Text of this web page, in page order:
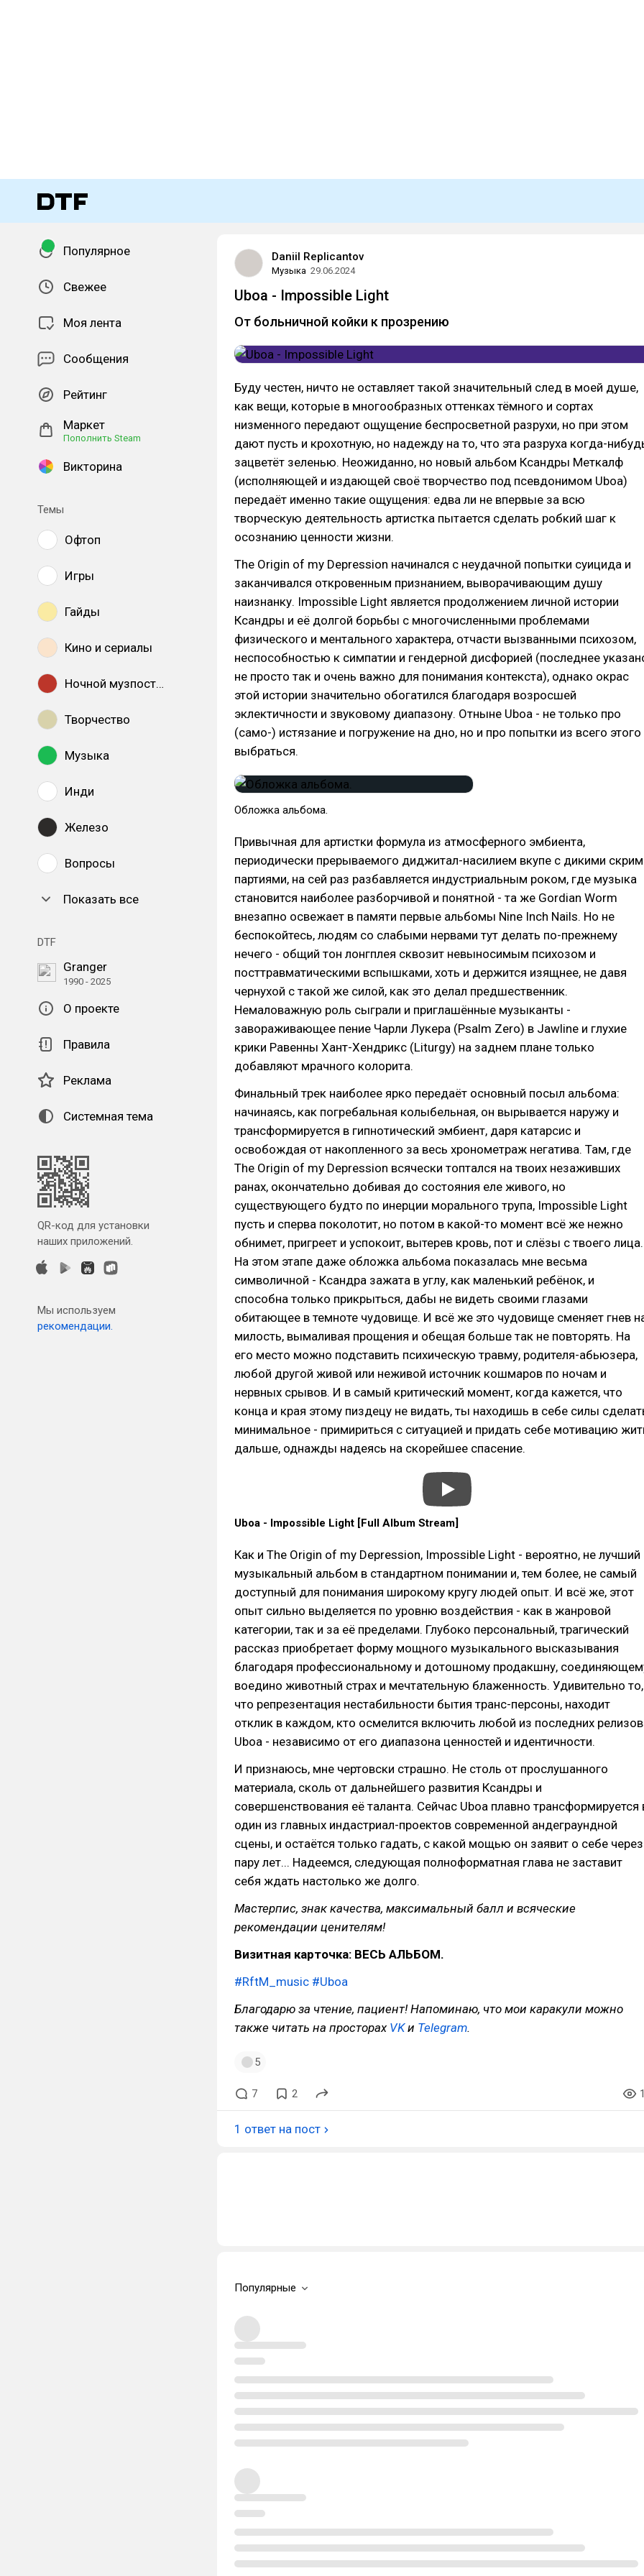
Популярное
Свежее
Моя лента
Сообщения
Рейтинг
Маркет
Пополнить Steam
Викторина
Темы
Офтоп
Игры
Гайды
Кино и сериалы
Ночной музпостинг
Творчество
Музыка
Инди
Железо
Вопросы
Показать все
DTF
Granger
1990 - 2025
О проекте
Правила
Реклама
Системная тема
QR-код для установки
наших приложений.
Мы используем
рекомендации.
Daniil Replicantov
Музыка 29.06.2024
Uboa - Impossible Light
От больничной койки к прозрению
Буду честен, ничто не оставляет такой значительный след в моей душе,
как вещи, которые в многообразных оттенках тёмного и сортах
низменного передают ощущение беспросветной разрухи, но при этом
дают пусть и крохотную, но надежду на то, что эта разруха когда-
зацветёт зеленью. Неожиданно, но новый альбом Ксандры Меткалф
(исполняющей и издающей своё творчество под псевдонимом Uboa)
передаёт именно такие ощущения: едва ли не впервые за всю
творческую деятельность артистка пытается сделать робкий шаг к
осознанию ценности жизни.
The Origin of my Depression начинался с неудачной попытки суицида и
заканчивался откровенным признанием, выворачивающим душу
наизнанку. Impossible Light является продолжением личной истории
Ксандры и её долгой борьбы с многочисленными проблемами
физического и ментального характера, отчасти вызванными психозом,
неспособностью к симпатии и гендерной дисфорией (последнее
не просто так и очень важно для понимания контекста), однако окрас
этой истории значительно обогатился благодаря возросшей
эклектичности и звуковому диапазону. Отныне Uboa - не только про
(само-) истязание и погружение на дно, но и про попытки из всего этого
выбраться.
Обложка альбома.
Привычная для артистки формула из атмосферного эмбиента,
периодически прерываемого диджитал-насилием вкупе с дикими
партиями, на сей раз разбавляется индустриальным роком, где музыка
становится наиболее разборчивой и понятной - та же Gordian Worm
внезапно освежает в памяти первые альбомы Nine Inch Nails. Но не
беспокойтесь, людям со слабыми нервами тут делать по-прежнему
нечего - общий тон лонгплея сквозит невыносимым психозом и
посттравматическими вспышками, хоть и держится изящнее, не давя
чернухой с такой же силой, как это делал предшественник.
Немаловажную роль сыграли и приглашённые музыканты -
завораживающее пение Чарли Лукера (Psalm Zero) в Jawline и глухие
крики Равенны Хант-Хендрикс (Liturgy) на заднем плане только
добавляют мрачного колорита.
Финальный трек наиболее ярко передаёт основный посыл альбома:
начинаясь, как погребальная колыбельная, он вырывается наружу и
трансформируется в гипнотический эмбиент, даря катарсис и
освобождая от накопленного за весь хронометраж негатива. Там, где
The Origin of my Depression всячески топтался на твоих незаживших
ранах, окончательно добивая до состояния еле живого, но
существующего будто по инерции морального трупа, Impossible Light
пусть и сперва поколотит, но потом в какой-то момент всё же нежно
обнимет, пригреет и успокоит, вытерев кровь, пот и слёзы с твоего лица.
На этом этапе даже обложка альбома показалась мне весьма
символичной - Ксандра зажата в углу, как маленький ребёнок, и
способна только прикрыться, дабы не видеть своими глазами
обитающее в темноте чудовище. И всё же это чудовище сменяет гнев
милость, вымаливая прощения и обещая больше так не повторять. На
его место можно подставить психическую травму, родителя-абьюзера,
любой другой живой или неживой источник кошмаров по ночам и
нервных срывов. И в самый критический момент, когда кажется, что
конца и края этому пиздецу не видать, ты находишь в себе силы
минимальное - примириться с ситуацией и придать себе мотивацию
дальше, однажды надеясь на скорейшее спасение.
Uboa - Impossible Light [Full Album Stream]
Как и The Origin of my Depression, Impossible Light - вероятно, не лучший
музыкальный альбом в стандартном понимании и, тем более, не самый
доступный для понимания широкому кругу людей опыт. И всё же, этот
опыт сильно выделяется по уровню воздействия - как в жанровой
категории, так и за её пределами. Глубоко персональный, трагический
рассказ приобретает форму мощного музыкального высказывания
благодаря профессиональному и дотошному продакшну,
воедино животный страх и мечтательную блаженность. Удивительно то,
что репрезентация нестабильности бытия транс-персоны, находит
отклик в каждом, кто осмелится включить любой из последних релизов
Uboa - независимо от его диапазона ценностей и идентичности.
И признаюсь, мне чертовски страшно. Не столь от прослушанного
материала, сколь от дальнейшего развития Ксандры и
совершенствования её таланта. Сейчас Uboa плавно трансформируется
один из главных индастриал-проектов современной андеграундной
сцены, и остаётся только гадать, с какой мощью он заявит о себе через
пару лет... Надеемся, следующая полноформатная глава не заставит
себя ждать настолько же долго.
Мастерпис, знак качества, максимальный балл и всяческие
рекомендации ценителям!
Визитная карточка: ВЕСЬ АЛЬБОМ.
#RftM_music #Uboa
Благодарю за чтение, пациент! Напоминаю, что мои каракули можно
также читать на просторах VKи Telegram.
5
7 2
1 ответ на пост
Популярные